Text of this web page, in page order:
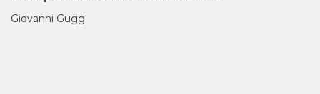
Giovanni Gugg